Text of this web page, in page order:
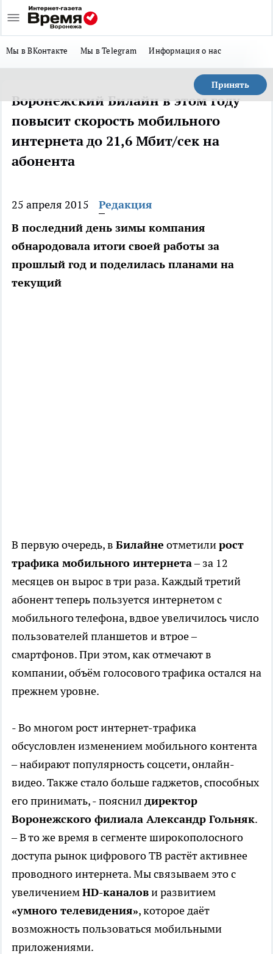
Мы в ВКонтакте Мы в Telegram Информация о нас
Принять
Воронежский Билайн в этом году
повысит скорость мобильного
интернета до 21,6 Мбит/сек на
абонента
25 апреля 2015
Редакция
В последний день зимы компания
обнародовала итоги своей работы за
прошлый год и поделилась планами на
текущий
В первую очередь, в Билайне отметилирост
трафика мобильного интернета– за 12
месяцев он вырос в три раза. Каждый третий
абонент теперь пользуется интернетом с
мобильного телефона, вдвое увеличилось число
пользователей планшетов и втрое –
смартфонов. При этом, как отмечают в
компании, объём голосового трафика остался на
прежнем уровне.
- Во многом рост интернет-трафика
обсусловлен изменением мобильного контента
– набирают популярность соцсети, онлайн-
видео. Также стало больше гаджетов, способных
его принимать, - пояснил директор
Воронежского филиала Александр Гольняк.
– В то же время в сегменте широкополосного
доступа рынок цифрового ТВ растёт активнее
проводного интернета. Мы связываем это с
увеличениемHD-каналови развитием
«умного телевидения», которое даёт
возможность пользоваться мобильными
приложениями.